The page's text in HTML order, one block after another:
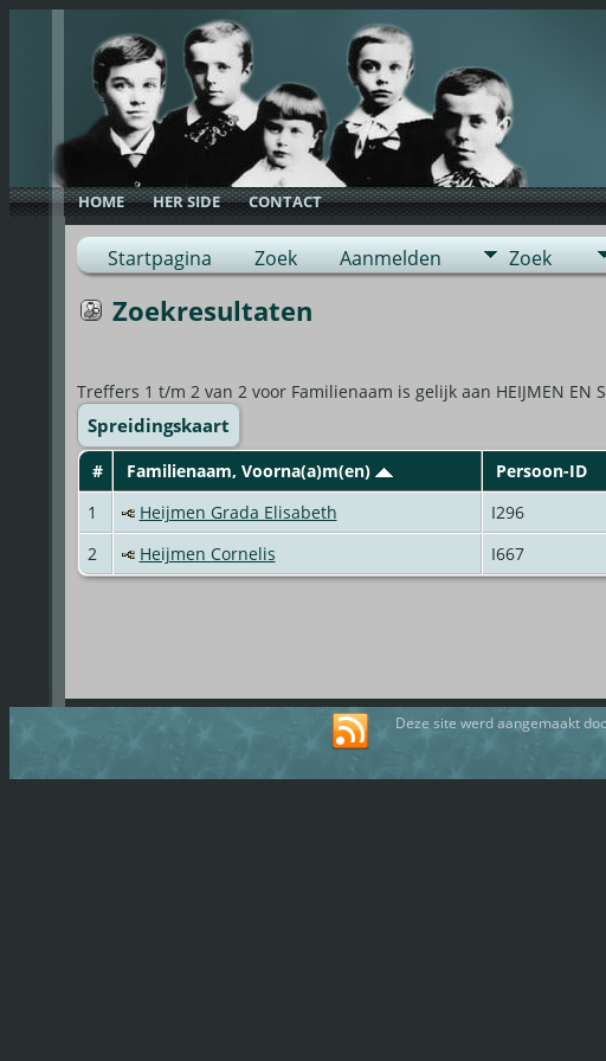
HOME HER SIDE CONTACT
Startpagina Zoek Aanmelden Zoek
Zoekresultaten
Treffers 1 t/m 2 van 2 voor Familienaam is gelijk aan HEIJMEN
Spreidingskaart
# Familienaam, Voorna(a)m(en) Persoon-ID
1
Heijmen Grada Elisabeth I296
2
Heijmen Cornelis I667
Deze site werd aangemaakt